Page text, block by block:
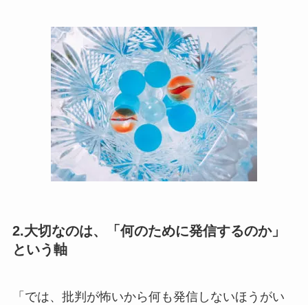
2.大切なのは、「何のために発信するのか」
という軸
「では、批判が怖いから何も発信しないほうがい